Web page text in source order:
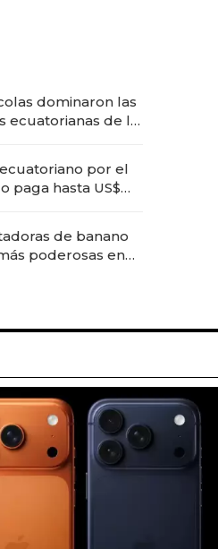
dominaron las
ecuatorianas de la
por el
paga hasta US$
de banano
poderosas en